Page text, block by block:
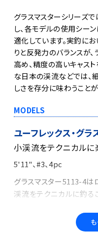
グラスマスターシリーズ
し、各モデルの使用シー
適化しています。実釣に
りと反発力のバランスが
高め、精度の高いキャス
な日本の渓流などでは、
しさを存分に味わうことが
MODELS
ユーフレックス・グ
小渓流をテクニカルに
5'11"、#3、4pc
グラスマスター5113-4は
渓流をテクニカルに釣る
キャスティングコントロ